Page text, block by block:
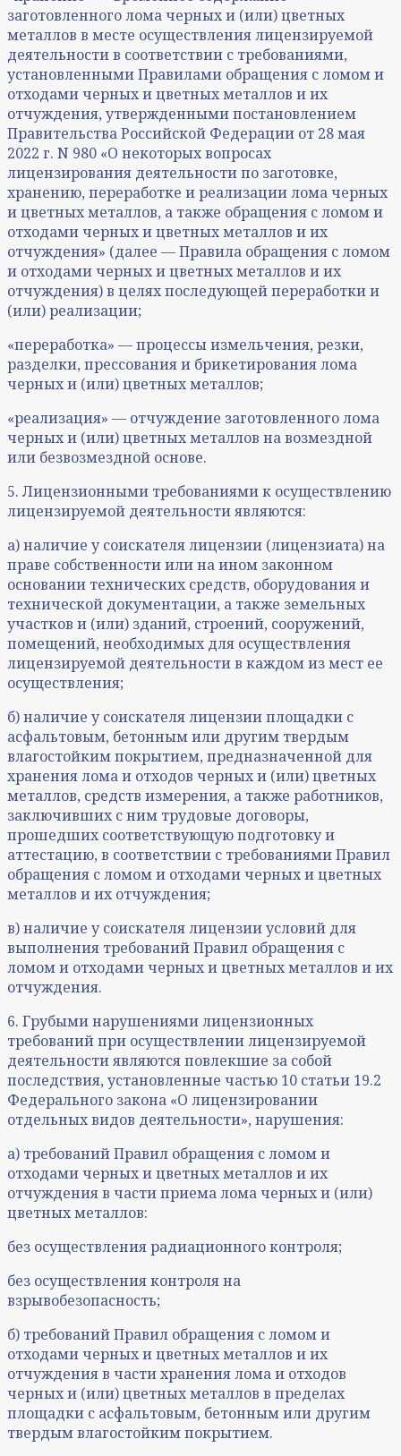
заготовленного лома черных и (или) цветных
металлов в месте осуществления лицензируемой
деятельности в соответствии с требованиями,
установленными Правилами обращения с ломом и
отходами черных и цветных металлов и их
отчуждения, утвержденными постановлением
Правительства Российской Федерации от 28 мая
2022 г. N 980 «О некоторых вопросах
лицензирования деятельности по заготовке,
хранению, переработке и реализации лома черных
и цветных металлов, а также обращения с ломом и
отходами черных и цветных металлов и их
отчуждения» (далее — Правила обращения с ломом
и отходами черных и цветных металлов и их
отчуждения) в целях последующей переработки и
(или) реализации;
«переработка» — процессы измельчения, резки,
разделки, прессования и брикетирования лома
черных и (или) цветных металлов;
«реализация» — отчуждение заготовленного лома
черных и (или) цветных металлов на возмездной
или безвозмездной основе.
5. Лицензионными требованиями к осуществлению
лицензируемой деятельности являются:
а) наличие у соискателя лицензии (лицензиата) на
праве собственности или на ином законном
основании технических средств, оборудования и
технической документации, а также земельных
участков и (или) зданий, строений, сооружений,
помещений, необходимых для осуществления
лицензируемой деятельности в каждом из мест ее
осуществления;
б) наличие у соискателя лицензии площадки с
асфальтовым, бетонным или другим твердым
влагостойким покрытием, предназначенной для
хранения лома и отходов черных и (или) цветных
металлов, средств измерения, а также работников,
заключивших с ним трудовые договоры,
прошедших соответствующую подготовку и
аттестацию, в соответствии с требованиями Правил
обращения с ломом и отходами черных и цветных
металлов и их отчуждения;
в) наличие у соискателя лицензии условий для
выполнения требований Правил обращения с
ломом и отходами черных и цветных металлов и их
отчуждения.
6. Грубыми нарушениями лицензионных
требований при осуществлении лицензируемой
деятельности являются повлекшие за собой
последствия, установленные частью 10 статьи 19.2
Федерального закона «О лицензировании
отдельных видов деятельности», нарушения:
а) требований Правил обращения с ломом и
отходами черных и цветных металлов и их
отчуждения в части приема лома черных и (или)
цветных металлов:
без осуществления радиационного контроля;
без осуществления контроля на
взрывобезопасность;
б) требований Правил обращения с ломом и
отходами черных и цветных металлов и их
отчуждения в части хранения лома и отходов
черных и (или) цветных металлов в пределах
площадки с асфальтовым, бетонным или другим
твердым влагостойким покрытием.